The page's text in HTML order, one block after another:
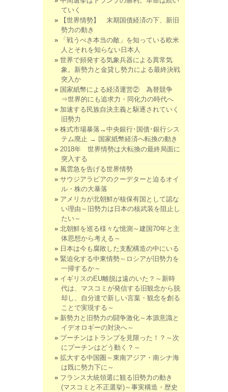
ていく
【世界情勢】 末期国債経済の下、新旧
勢力の動き
「戦うべき本当の敵」を知っている欧米
人とそれを知らない日本人
世界で頻発する気象兵器による異常気
象。新勢力と金貸し勢力による最終決戦
突入か
国家紙幣による経済運営② 為替競争
⇒世界的にも追求力・同化力の時代へ
加速する民族自決主義と駆逐されていく
旧勢力
株式市場暴落→中央銀行･国債･銀行シス
テム廃止 → 国家紙幣経済へ転換の動き
2018年 世界情勢は大転換の最終局面に
突入する
風雲急を告げる世界情勢
サウジアラビアのクーデターと迫るオイ
ル・株の大暴落
アメリカが北朝鮮が核保有国として認な
い理由～旧勢力は日本の核武装を阻止し
たい～
北朝鮮を巡る様々な憶測～建国70年と主
体思想から考える～
日本は今も腐敗した支配構造の中にいる
緊迫化する中東情勢～ロシアが旧勢力を
一掃するか～
イギリスのEU離脱は遠のいた？～新時
代は、マスコミが発信する旧観念から脱
却し、自分達で新しい言葉・観念を創る
ことで実現する～
新勢力と旧勢力の闘争激化～本源意識と
イデオロギーの対決へ～
プーチンはトランプを見限った！？～次
にプーチンはどう動く？～
拡大する中国圏～東南アジア・南シナ海
は既に勢力下に～
フランス大統領選に観る旧勢力の動き
(マスコミと不正選挙)～事実構造・歴史